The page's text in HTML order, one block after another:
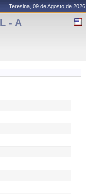
Teresina, 09 de Agosto de 2026
- A